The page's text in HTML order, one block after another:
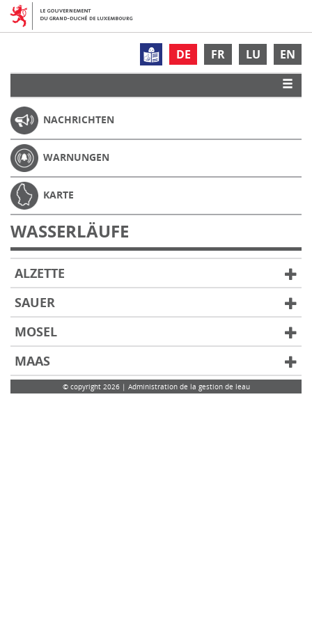
DE FR LU EN
NACHRICHTEN
WARNUNGEN
KARTE
WASSERLÄUFE
ALZETTE
SAUER
MOSEL
MAAS
© copyright 2026 | Administration de la gestion de leau